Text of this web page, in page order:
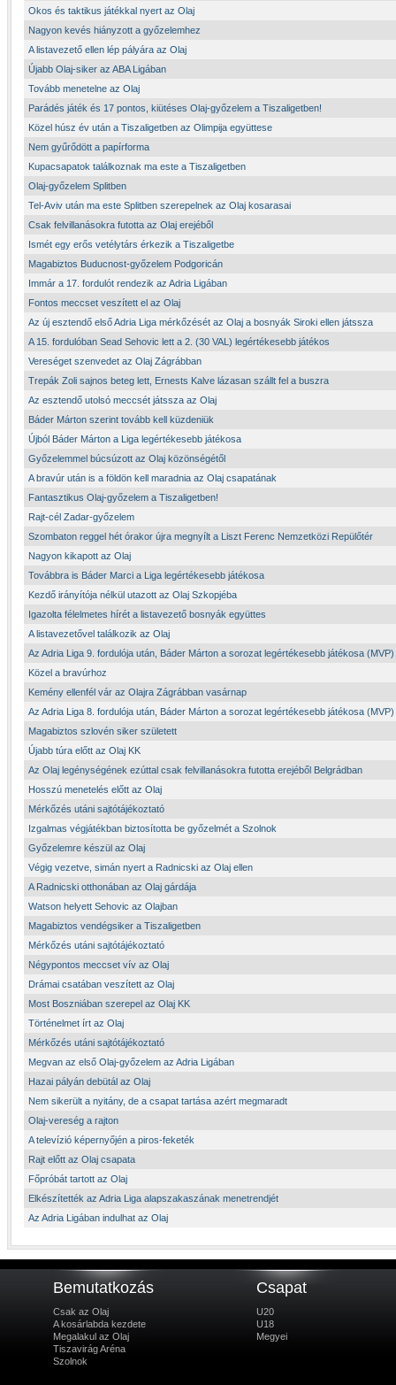
Okos és taktikus játékkal nyert az Olaj
Nagyon kevés hiányzott a győzelemhez
A listavezető ellen lép pályára az Olaj
Újabb Olaj-siker az ABA Ligában
Tovább menetelne az Olaj
Parádés játék és 17 pontos, kiütéses Olaj-győzelem a Tiszaligetben!
Közel húsz év után a Tiszaligetben az Olimpija együttese
Nem gyűrődött a papírforma
Kupacsapatok találkoznak ma este a Tiszaligetben
Olaj-győzelem Splitben
Tel-Aviv után ma este Splitben szerepelnek az Olaj kosarasai
Csak felvillanásokra futotta az Olaj erejéből
Ismét egy erős vetélytárs érkezik a Tiszaligetbe
Magabiztos Buducnost-győzelem Podgoricán
Immár a 17. fordulót rendezik az Adria Ligában
Fontos meccset veszített el az Olaj
Az új esztendő első Adria Liga mérkőzését az Olaj a bosnyák Siroki ellen játssza
A 15. fordulóban Sead Sehovic lett a 2. (30 VAL) legértékesebb játékos
Vereséget szenvedet az Olaj Zágrábban
Trepák Zoli sajnos beteg lett, Ernests Kalve lázasan szállt fel a buszra
Az esztendő utolsó meccsét játssza az Olaj
Báder Márton szerint tovább kell küzdeniük
Újból Báder Márton a Liga legértékesebb játékosa
Győzelemmel búcsúzott az Olaj közönségétől
A bravúr után is a földön kell maradnia az Olaj csapatának
Fantasztikus Olaj-győzelem a Tiszaligetben!
Rajt-cél Zadar-győzelem
Szombaton reggel hét órakor újra megnyílt a Liszt Ferenc Nemzetközi Repülőtér
Nagyon kikapott az Olaj
Továbbra is Báder Marci a Liga legértékesebb játékosa
Kezdő irányítója nélkül utazott az Olaj Szkopjéba
Igazolta félelmetes hírét a listavezető bosnyák együttes
A listavezetővel találkozik az Olaj
Az Adria Liga 9. fordulója után, Báder Márton a sorozat legértékesebb játékosa (MVP)
Közel a bravúrhoz
Kemény ellenfél vár az Olajra Zágrábban vasárnap
Az Adria Liga 8. fordulója után, Báder Márton a sorozat legértékesebb játékosa (MVP)
Magabiztos szlovén siker született
Újabb túra előtt az Olaj KK
Az Olaj legénységének ezúttal csak felvillanásokra futotta erejéből Belgrádban
Hosszú menetelés előtt az Olaj
Mérkőzés utáni sajtótájékoztató
Izgalmas végjátékban biztosította be győzelmét a Szolnok
Győzelemre készül az Olaj
Végig vezetve, simán nyert a Radnicski az Olaj ellen
A Radnicski otthonában az Olaj gárdája
Watson helyett Sehovic az Olajban
Magabiztos vendégsiker a Tiszaligetben
Mérkőzés utáni sajtótájékoztató
Négypontos meccset vív az Olaj
Drámai csatában veszített az Olaj
Most Boszniában szerepel az Olaj KK
Történelmet írt az Olaj
Mérkőzés utáni sajtótájékoztató
Megvan az első Olaj-győzelem az Adria Ligában
Hazai pályán debütál az Olaj
Nem sikerült a nyitány, de a csapat tartása azért megmaradt
Olaj-vereség a rajton
A televízió képernyőjén a piros-feketék
Rajt előtt az Olaj csapata
Főpróbát tartott az Olaj
Elkészítették az Adria Liga alapszakaszának menetrendjét
Az Adria Ligában indulhat az Olaj
Bemutatkozás
Csak az Olaj
A kosárlabda kezdete
Megalakul az Olaj
Tiszavirág Aréna
Szolnok
Csapat
U20
U18
Megyei